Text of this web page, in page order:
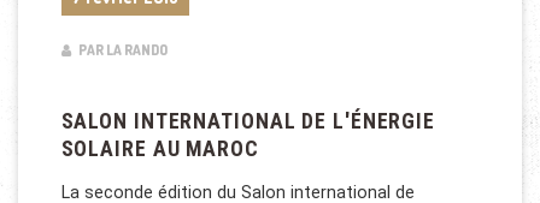
PAR LA RANDO
SALON INTERNATIONAL DE L'ÉNERGIE
SOLAIRE AU MAROC
La seconde édition du Salon international de